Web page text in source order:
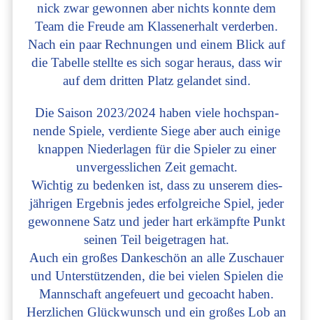
nick zwar gewon­nen aber nichts konn­te dem
Team die Freu­de am Klas­sen­er­halt ver­der­ben.
Nach ein paar Rech­nun­gen und einem Blick auf
die Tabel­le stell­te es sich sogar her­aus, dass wir
auf dem drit­ten Platz gelan­det sind.
Die Sai­son 2023/2024 haben vie­le hoch­span­
nen­de Spie­le, ver­dien­te Sie­ge aber auch eini­ge
knap­pen Nie­der­la­gen für die Spie­ler zu einer
unver­gess­li­chen Zeit gemacht.
Wich­tig zu beden­ken ist, dass zu unse­rem dies­
jäh­ri­gen Ergeb­nis jedes erfolg­rei­che Spiel, jeder
gewon­ne­ne Satz und jeder hart erkämpf­te Punkt
sei­nen Teil bei­getra­gen hat.
Auch ein gro­ßes Dan­ke­schön an alle Zuschau­er
und Unter­stüt­zen­den, die bei vie­len Spie­len die
Mann­schaft ange­feu­ert und gecoacht haben.
Herz­li­chen Glück­wunsch und ein gro­ßes Lob an